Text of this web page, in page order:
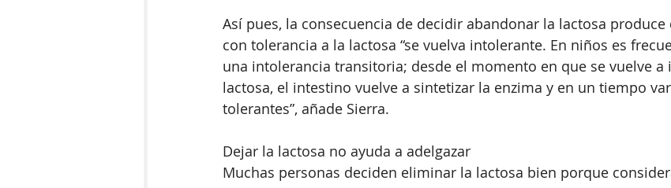
Así pues, la consecuencia de decidir abandonar la lactosa
con tolerancia a la lactosa “se vuelva intolerante. En niños es
una intolerancia transitoria; desde el momento en que se vuelve a
lactosa, el intestino vuelve a sintetizar la enzima y en un tiempo
tolerantes”, añade Sierra.
Dejar la lactosa no ayuda a adelgazar
Muchas personas deciden eliminar la lactosa bien porque